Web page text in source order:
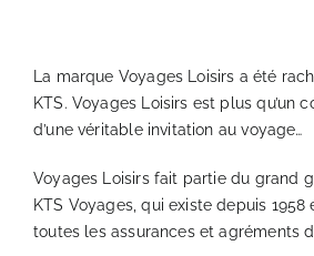
La marque Voyages Loisirs a été
KTS. Voyages Loisirs est plus qu’un
d’une véritable invitation au voyage…
Voyages Loisirs fait partie du grand
KTS Voyages, qui existe depuis 1958
toutes les assurances et agréments